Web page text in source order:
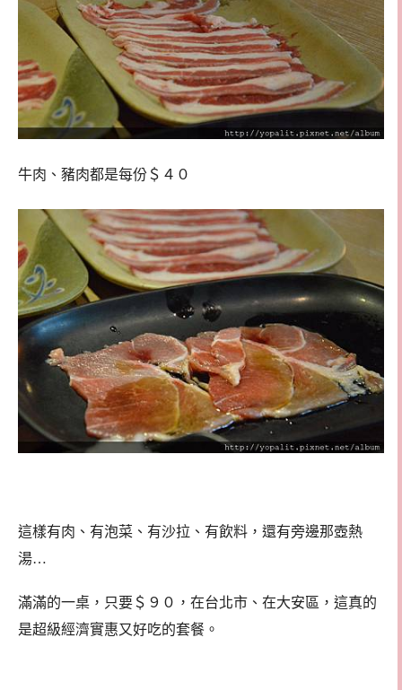
牛肉、豬肉都是每份＄４０
這樣有肉、有泡菜、有沙拉、有飲料，還有旁邊那壺熱
湯…
滿滿的一桌，只要＄９０，在台北市、在大安區，這真的
是超級經濟實惠又好吃的套餐。